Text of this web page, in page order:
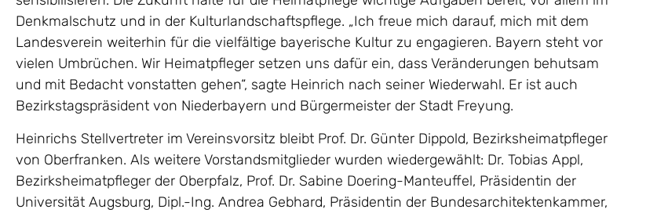
Denkmalschutz und in der Kulturlandschaftspflege. „Ich freue mich darauf, mich mit dem
Landesverein weiterhin für die vielfältige bayerische Kultur zu engagieren. Bayern steht vor
vielen Umbrüchen. Wir Heimatpfleger setzen uns dafür ein, dass Veränderungen behutsam
und mit Bedacht vonstatten gehen“, sagte Heinrich nach seiner Wiederwahl. Er ist auch
Bezirkstagspräsident von Niederbayern und Bürgermeister der Stadt Freyung.
Heinrichs Stellvertreter im Vereinsvorsitz bleibt Prof. Dr. Günter Dippold, Bezirksheimatpfleger
von Oberfranken. Als weitere Vorstandsmitglieder wurden wiedergewählt: Dr. Tobias Appl,
Bezirksheimatpfleger der Oberpfalz, Prof. Dr. Sabine Doering-Manteuffel, Präsidentin der
Universität Augsburg, Dipl.-Ing. Andrea Gebhard, Präsidentin der Bundesarchitektenkammer,